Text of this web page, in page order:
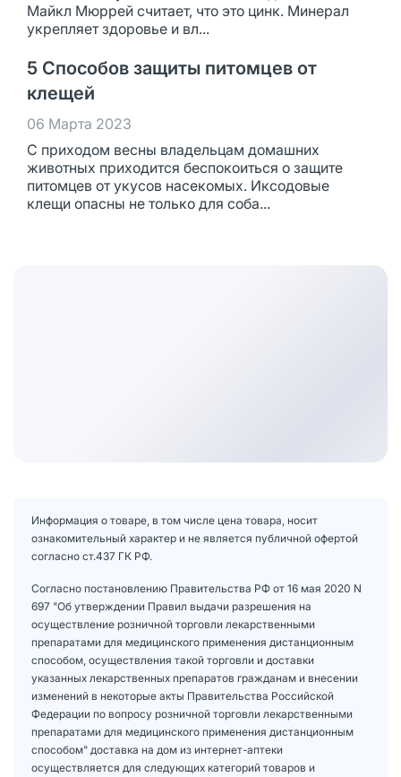
Майкл Мюррей считает, что это цинк. Минерал
укрепляет здоровье и вл...
5 Способов защиты питомцев от
клещей
06 Марта 2023
С приходом весны владельцам домашних
животных приходится беспокоиться о защите
питомцев от укусов насекомых. Иксодовые
клещи опасны не только для соба...
Информация о товаре, в том числе цена товара, носит
ознакомительный характер и не является публичной офертой
согласно ст.437 ГК РФ.
Согласно постановлению Правительства РФ от 16 мая 2020 N
697 "Об утверждении Правил выдачи разрешения на
осуществление розничной торговли лекарственными
препаратами для медицинского применения дистанционным
способом, осуществления такой торговли и доставки
указанных лекарственных препаратов гражданам и внесении
изменений в некоторые акты Правительства Российской
Федерации по вопросу розничной торговли лекарственными
препаратами для медицинского применения дистанционным
способом" доставка на дом из интернет-аптеки
осуществляется для следующих категорий товаров и